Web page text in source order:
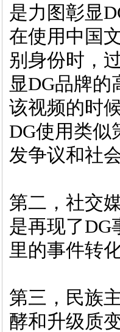
是力图彰显
在使用中国
别身份时，
显DG品牌
该视频的时
DG使用类似
发争议和社
第二，社交
是再现了DG
里的事件转
第三，民族
酵和升级质